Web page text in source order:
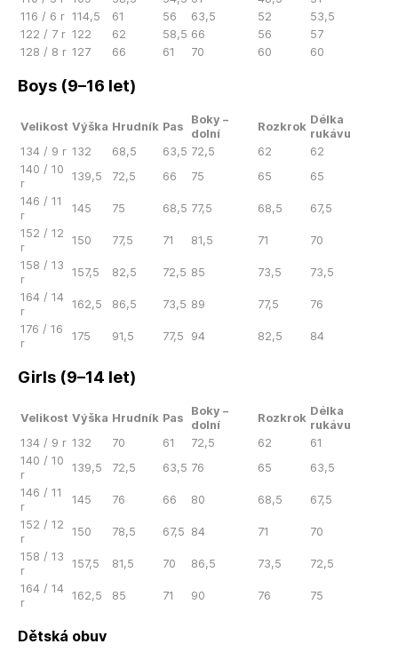
116 / 6 r 114,5 61 56 63,5 52
53,5
122 / 7 r 122 62 58,5 66 56
57
128 / 8 r 127 66 61 70 60 60
Boys (9–16 let)
Velikost Výška Hrudník Pas
Boky –
dolní
Rozkrok
Délka
rukávu
134 / 9 r 132 68,5 63,5 72,5 62
62
140 / 10
r
139,5 72,5 66 75 65
65
146 / 11
r
145 75 68,5 77,5 68,5
67,5
152 / 12
r
150 77,5 71 81,5 71
70
158 / 13
r
157,5 82,5 72,5 85 73,5
73,5
164 / 14
r
162,5 86,5 73,5 89 77,5
76
176 / 16
r
175 91,5 77,5 94 82,5 84
Girls (9–14 let)
Velikost Výška Hrudník Pas
Boky –
dolní
Rozkrok
Délka
rukávu
134 / 9 r 132 70 61 72,5 62
61
140 / 10
r
139,5 72,5 63,5 76 65
63,5
146 / 11
r
145 76 66 80 68,5
67,5
152 / 12
r
150 78,5 67,5 84 71
70
158 / 13
r
157,5 81,5 70 86,5 73,5
72,5
164 / 14
r
162,5 85 71 90 76 75
Dětská obuv